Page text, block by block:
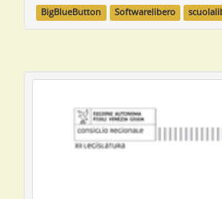
BigBlueButton Softwarelibero